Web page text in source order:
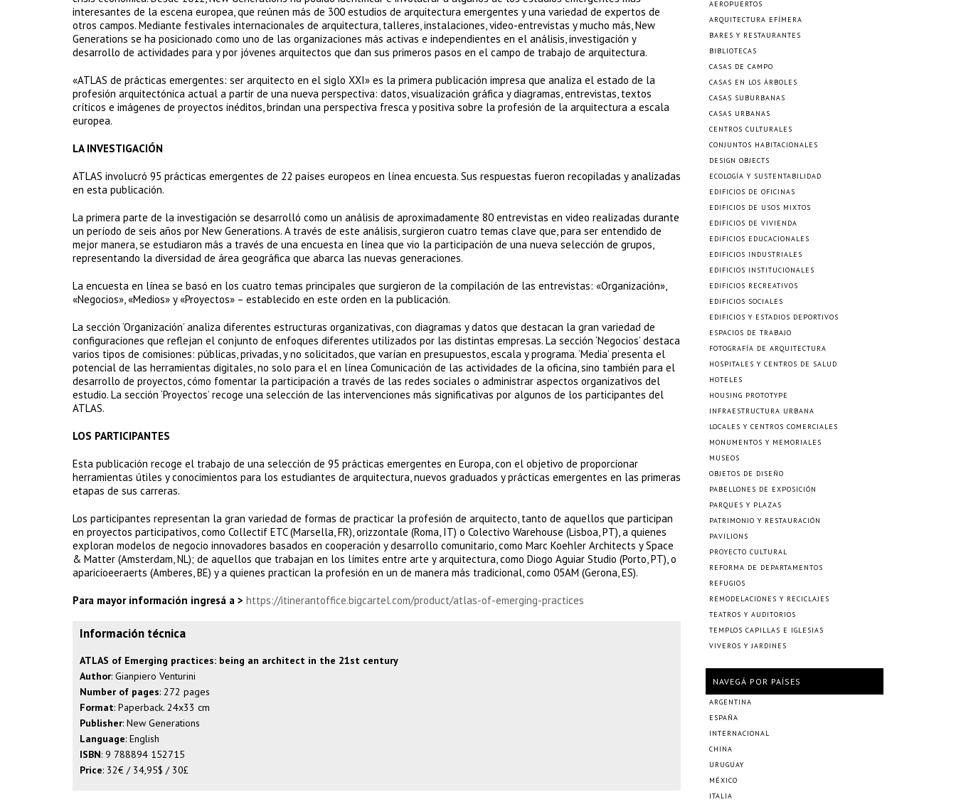
interesantes de la escena europea, que reúnen más de 300 estudios de arquitectura emergentes y una variedad de expertos de
otros campos. Mediante festivales internacionales de arquitectura, talleres, instalaciones, video-entrevistas y mucho más, New
Generations se ha posicionado como uno de las organizaciones más activas e independientes en el análisis, investigación y
desarrollo de actividades para y por jóvenes arquitectos que dan sus primeros pasos en el campo de trabajo de arquitectura.
«ATLAS de prácticas emergentes: ser arquitecto en el siglo XXI» es la primera publicación impresa que analiza el estado de la
profesión arquitectónica actual a partir de una nueva perspectiva: datos, visualización gráfica y diagramas, entrevistas, textos
críticos e imágenes de proyectos inéditos, brindan una perspectiva fresca y positiva sobre la profesión de la arquitectura a escala
europea.
LA INVESTIGACIÓN
ATLAS involucró 95 prácticas emergentes de 22 países europeos en línea encuesta. Sus respuestas fueron recopiladas y analizadas
en esta publicación.
La primera parte de la investigación se desarrolló como un análisis de aproximadamente 80 entrevistas en video realizadas durante
un período de seis años por New Generations. A través de este análisis, surgieron cuatro temas clave que, para ser entendido de
mejor manera, se estudiaron más a través de una encuesta en línea que vio la participación de una nueva selección de grupos,
representando la diversidad de área geográfica que abarca las nuevas generaciones.
La encuesta en línea se basó en los cuatro temas principales que surgieron de la compilación de las entrevistas: «Organización»,
«Negocios», «Medios» y «Proyectos» – establecido en este orden en la publicación.
La sección ‘Organización’ analiza diferentes estructuras organizativas, con diagramas y datos que destacan la gran variedad de
configuraciones que reflejan el conjunto de enfoques diferentes utilizados por las distintas empresas. La sección ‘Negocios’ destaca
varios tipos de comisiones: públicas, privadas, y no solicitados, que varían en presupuestos, escala y programa. ‘Media’ presenta el
potencial de las herramientas digitales, no solo para el en línea Comunicación de las actividades de la oficina, sino también para el
desarrollo de proyectos, cómo fomentar la participación a través de las redes sociales o administrar aspectos organizativos del
estudio. La sección ‘Proyectos’ recoge una selección de las intervenciones más significativas por algunos de los participantes del
ATLAS.
LOS PARTICIPANTES
Esta publicación recoge el trabajo de una selección de 95 prácticas emergentes en Europa, con el objetivo de proporcionar
herramientas útiles y conocimientos para los estudiantes de arquitectura, nuevos graduados y prácticas emergentes en las primeras
etapas de sus carreras.
Los participantes representan la gran variedad de formas de practicar la profesión de arquitecto, tanto de aquellos que participan
en proyectos participativos, como Collectif ETC (Marsella, FR), orizzontale (Roma, IT) o Colectivo Warehouse (Lisboa, PT), a quienes
exploran modelos de negocio innovadores basados en cooperación y desarrollo comunitario, como Marc Koehler Architects y Space
& Matter (Amsterdam, NL); de aquellos que trabajan en los límites entre arte y arquitectura, como Diogo Aguiar Studio (Porto, PT), o
aparicioeeraerts (Amberes, BE) y a quienes practican la profesión en un de manera más tradicional, como 05AM (Gerona, ES).
Para mayor información ingresá a > https://itinerantoffice.bigcartel.com/product/atlas-of-emerging-practices
Información técnica
ATLAS of Emerging practices: being an architect in the 21st century
Author: Gianpiero Venturini
Number of pages: 272 pages
Format: Paperback. 24x33 cm
Publisher: New Generations
Language: English
ISBN: 9 788894 152715
Price: 32€ / 34,95$ / 30£
AEROPUERTOS
ARQUITECTURA EFÍMERA
BARES Y RESTAURANTES
BIBLIOTECAS
CASAS DE CAMPO
CASAS EN LOS ÁRBOLES
CASAS SUBURBANAS
CASAS URBANAS
CENTROS CULTURALES
CONJUNTOS HABITACIONALES
DESIGN OBJECTS
ECOLOGÍA Y SUSTENTABILIDAD
EDIFICIOS DE OFICINAS
EDIFICIOS DE USOS MIXTOS
EDIFICIOS DE VIVIENDA
EDIFICIOS EDUCACIONALES
EDIFICIOS INDUSTRIALES
EDIFICIOS INSTITUCIONALES
EDIFICIOS RECREATIVOS
EDIFICIOS SOCIALES
EDIFICIOS Y ESTADIOS DEPORTIVOS
ESPACIOS DE TRABAJO
FOTOGRAFÍA DE ARQUITECTURA
HOSPITALES Y CENTROS DE SALUD
HOTELES
HOUSING PROTOTYPE
INFRAESTRUCTURA URBANA
LOCALES Y CENTROS COMERCIALES
MONUMENTOS Y MEMORIALES
MUSEOS
OBJETOS DE DISEÑO
PABELLONES DE EXPOSICIÓN
PARQUES Y PLAZAS
PATRIMONIO Y RESTAURACIÓN
PAVILIONS
PROYECTO CULTURAL
REFORMA DE DEPARTAMENTOS
REFUGIOS
REMODELACIONES Y RECICLAJES
TEATROS Y AUDITORIOS
TEMPLOS CAPILLAS E IGLESIAS
VIVEROS Y JARDINES
NAVEGÁ POR PAÍSES
ARGENTINA
ESPAÑA
INTERNACIONAL
CHINA
URUGUAY
MÉXICO
ITALIA